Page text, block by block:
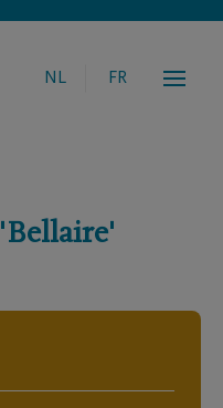
NL FR
'Bellaire'